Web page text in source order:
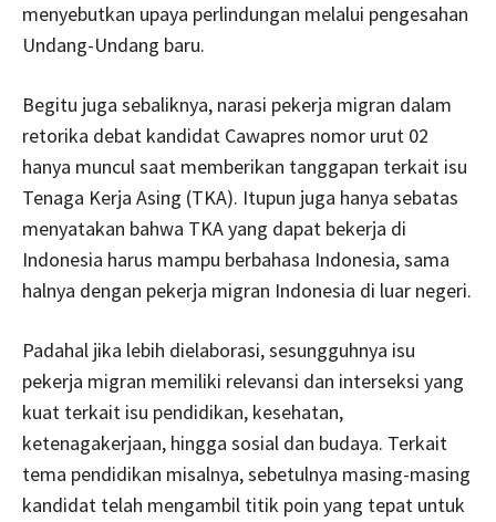
menyebutkan upaya perlindungan melalui pengesahan
Undang-Undang baru.
Begitu juga sebaliknya, narasi pekerja migran dalam
retorika debat kandidat Cawapres nomor urut 02
hanya muncul saat memberikan tanggapan terkait isu
Tenaga Kerja Asing (TKA). Itupun juga hanya sebatas
menyatakan bahwa TKA yang dapat bekerja di
Indonesia harus mampu berbahasa Indonesia, sama
halnya dengan pekerja migran Indonesia di luar negeri.
Padahal jika lebih dielaborasi, sesungguhnya isu
pekerja migran memiliki relevansi dan interseksi yang
kuat terkait isu pendidikan, kesehatan,
ketenagakerjaan, hingga sosial dan budaya. Terkait
tema pendidikan misalnya, sebetulnya masing-masing
kandidat telah mengambil titik poin yang tepat untuk